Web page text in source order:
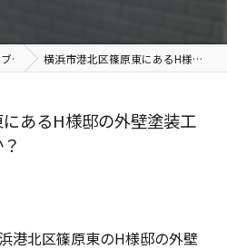
ブログ 横浜市港北区篠原東にあるH様邸の外壁塗装工事がいよいよ完成か？
あるH様邸の外壁塗装工
港北区篠原東のH様邸の外壁